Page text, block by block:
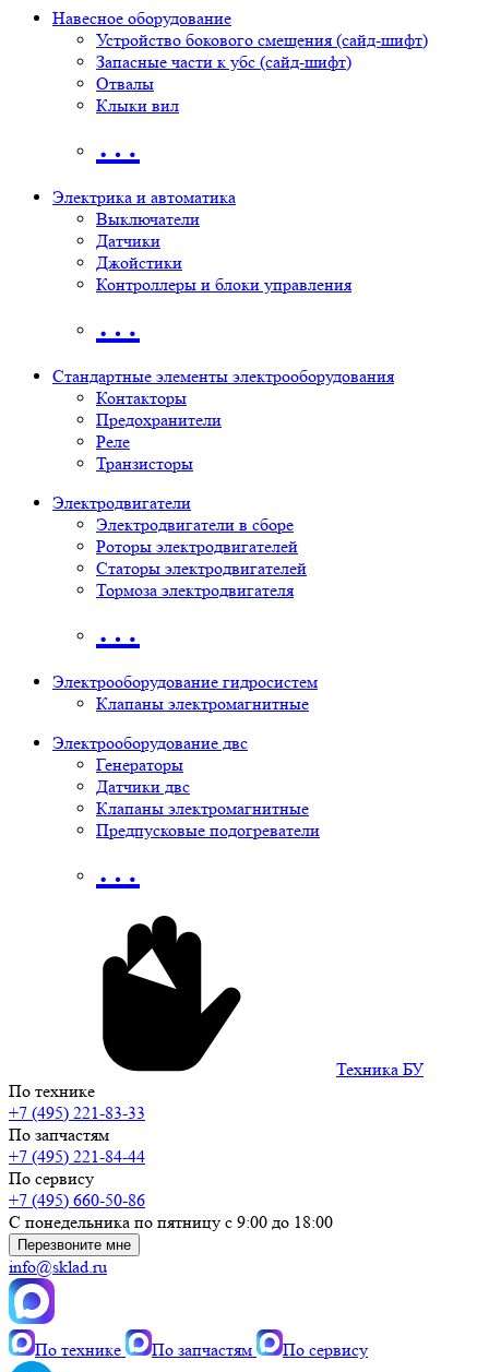
Навесное оборудование
Устройство бокового смещения (сайд-шифт)
Запасные части к убс (сайд-шифт)
Отвалы
Клыки вил
…
Электрика и автоматика
Выключатели
Датчики
Джойстики
Контроллеры и блоки управления
…
Стандартные элементы электрооборудования
Контакторы
Предохранители
Реле
Транзисторы
Электродвигатели
Электродвигатели в сборе
Роторы электродвигателей
Статоры электродвигателей
Тормоза электродвигателя
…
Электрооборудование гидросистем
Клапаны электромагнитные
Электрооборудование двс
Генераторы
Датчики двс
Клапаны электромагнитные
Предпусковые подогреватели
…
Техника БУ
По технике
+7 (495) 221-83-33
По запчастям
+7 (495) 221-84-44
По сервису
+7 (495) 660-50-86
С понедельника по пятницу с 9:00 до 18:00
Перезвоните мне
info@sklad.ru
По технике По запчастям По сервису